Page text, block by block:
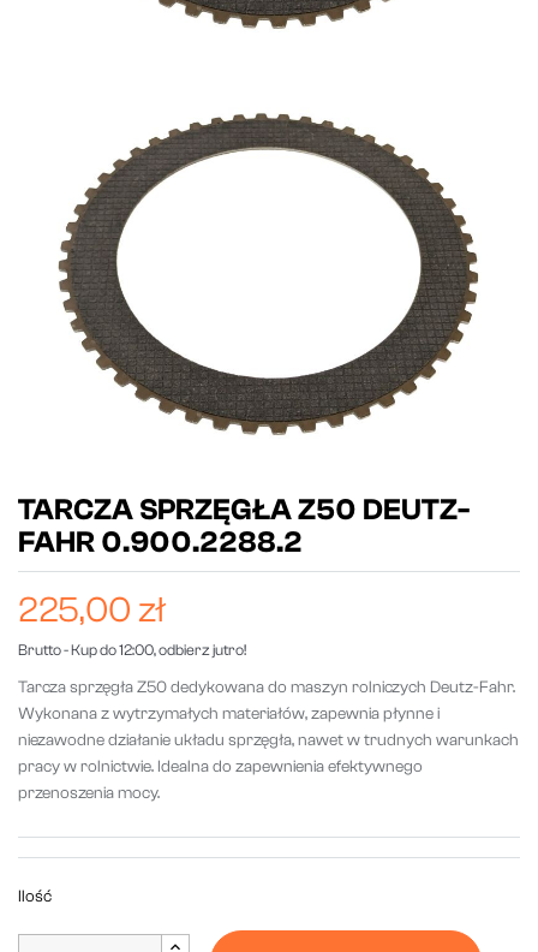
TARCZA SPRZĘGŁA Z50 DEUTZ-
FAHR 0.900.2288.2
225,00 zł
Brutto- Kup do 12:00, odbierz jutro!
Tarcza sprzęgła Z50 dedykowana do maszyn rolniczych Deutz-Fahr.
Wykonana z wytrzymałych materiałów, zapewnia płynne i
niezawodne działanie układu sprzęgła, nawet w trudnych warunkach
pracy w rolnictwie. Idealna do zapewnienia efektywnego
przenoszenia mocy.
Ilość